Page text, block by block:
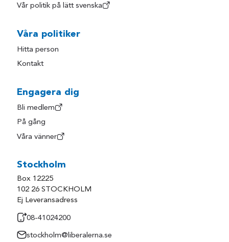
Vår politik på lätt svenska
Våra politiker
Hitta person
Kontakt
Engagera dig
Bli medlem
På gång
Våra vänner
Stockholm
Box 12225
102 26 STOCKHOLM
Ej Leveransadress
08-41024200
stockholm@liberalerna.se